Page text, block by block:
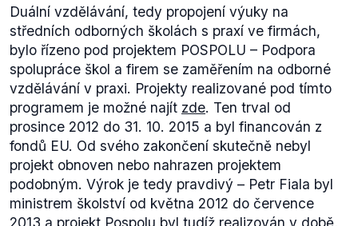
Počty nově přijatých žáků do prvního ročníku
středních škol s výučním listem v posledních deseti
letech vytrvale klesají, což lze vyčíst v grafu.
Duální vzdělávání, tedy propojení výuky na
středních odborných školách s praxí ve firmách,
bylo řízeno pod projektem POSPOLU – Podpora
spolupráce škol a firem se zaměřením na odborné
vzdělávání v praxi. Projekty realizované pod tímto
programem je možné najít zde. Ten trval od
prosince 2012 do 31. 10. 2015 a byl financován z
fondů EU. Od svého zakončení skutečně nebyl
projekt obnoven nebo nahrazen projektem
podobným. Výrok je tedy pravdivý – Petr Fiala byl
ministrem školství od května 2012 do července